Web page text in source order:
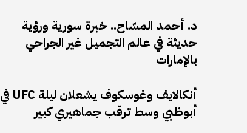
د. أحمد المسّاح.. خبرة سورية ورؤية
حديثة في عالم التجميل غير الجراحي
بالإمارات
أنكالايف وغوسكوف يشعلان ليلة UFC في
أبوظبي وسط ترقب جماهيري كبير